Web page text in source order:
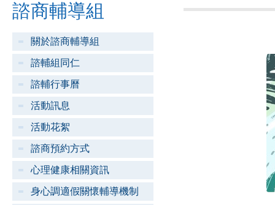
諮商輔導組
關於諮商輔導組
諮輔組同仁
諮輔行事曆
活動訊息
活動花絮
諮商預約方式
心理健康相關資訊
身心調適假關懷輔導機制